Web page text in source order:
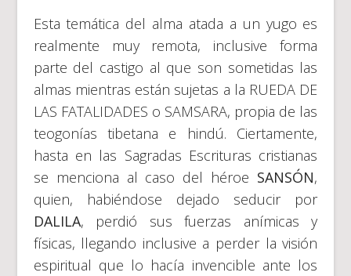
Esta temática del alma atada a un yugo es
realmente muy remota, inclusive forma
parte del castigo al que son sometidas las
almas mientras están sujetas a la RUEDA DE
LAS FATALIDADES o SAMSARA, propia de las
teogonías tibetana e hindú. Ciertamente,
hasta en las Sagradas Escrituras cristianas
se menciona al caso del héroe SANSÓN,
quien, habiéndose dejado seducir por
DALILA, perdió sus fuerzas anímicas y
físicas, llegando inclusive a perder la visión
espiritual que lo hacía invencible ante los